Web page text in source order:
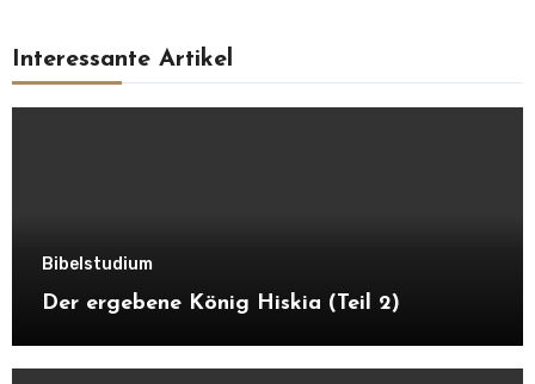
Interessante Artikel
Bibelstudium
Der ergebene König Hiskia (Teil 2)